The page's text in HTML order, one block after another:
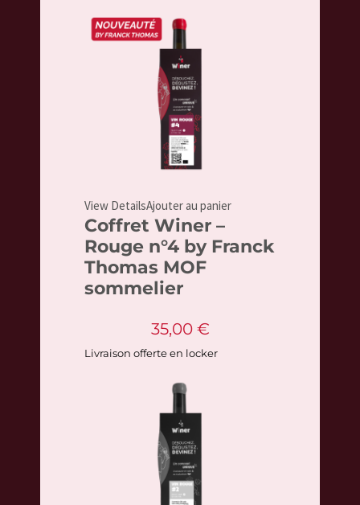
View DetailsAjouter au panier
Coffret Winer –
Rouge n°4 by Franck
Thomas MOF
sommelier
35,00 €
Livraison offerte en locker